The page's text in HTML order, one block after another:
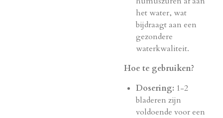
het water, wat
bijdraagt aan een
gezondere
waterkwaliteit.
Hoe te gebruiken?
Dosering: 1-2
bladeren zijn
voldoende voor een